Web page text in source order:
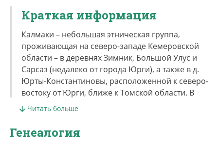
Краткая информация
Калмаки – небольшая этническая группа,
проживающая на северо-западе Кемеровской
области – в деревнях Зимник, Большой Улус и
Сарсаз (недалеко от города Юрги), а также в д.
Юрты-Константиновы, расположенной к северо-
востоку от Юрги, ближе к Томской области. В
XVII–XIX вв. этноним «калмаки» относился также
калмыков, телеутов, отдельных групп алтайцев и
Читать больше
Генеалогия